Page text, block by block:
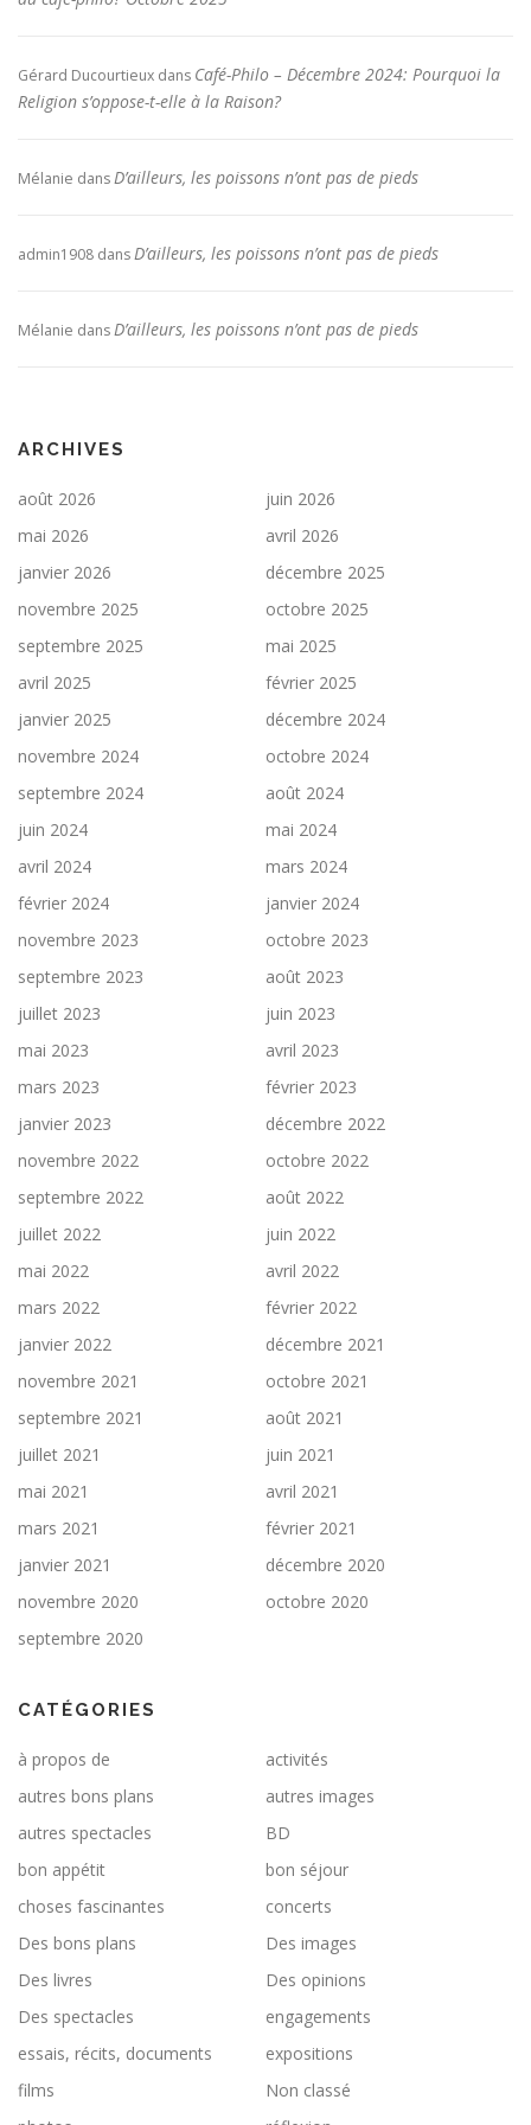
Gérard Ducourtieux dans Café-Philo – Décembre 2024: Pourquoi la
Religion s’oppose-t-elle à la Raison?
Mélanie dans D’ailleurs, les poissons n’ont pas de pieds
admin1908 dans D’ailleurs, les poissons n’ont pas de pieds
Mélanie dans D’ailleurs, les poissons n’ont pas de pieds
ARCHIVES
août 2026
juin 2026
mai 2026
avril 2026
janvier 2026
décembre 2025
novembre 2025
octobre 2025
septembre 2025
mai 2025
avril 2025
février 2025
janvier 2025
décembre 2024
novembre 2024
octobre 2024
septembre 2024
août 2024
juin 2024
mai 2024
avril 2024
mars 2024
février 2024
janvier 2024
novembre 2023
octobre 2023
septembre 2023
août 2023
juillet 2023
juin 2023
mai 2023
avril 2023
mars 2023
février 2023
janvier 2023
décembre 2022
novembre 2022
octobre 2022
septembre 2022
août 2022
juillet 2022
juin 2022
mai 2022
avril 2022
mars 2022
février 2022
janvier 2022
décembre 2021
novembre 2021
octobre 2021
septembre 2021
août 2021
juillet 2021
juin 2021
mai 2021
avril 2021
mars 2021
février 2021
janvier 2021
décembre 2020
novembre 2020
octobre 2020
septembre 2020
CATÉGORIES
à propos de
activités
autres bons plans
autres images
autres spectacles
BD
bon appétit
bon séjour
choses fascinantes
concerts
Des bons plans
Des images
Des livres
Des opinions
Des spectacles
engagements
essais, récits, documents
expositions
films
Non classé